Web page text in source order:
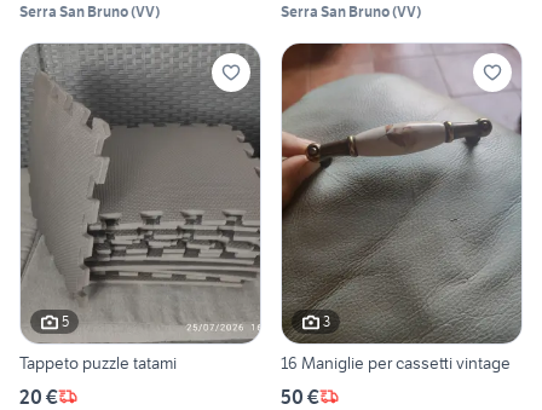
Serra San Bruno(VV) Serra San Bruno(VV)
5
Tappeto puzzle tatami
20 €
3
16 Maniglie per cassetti vintage
50 €